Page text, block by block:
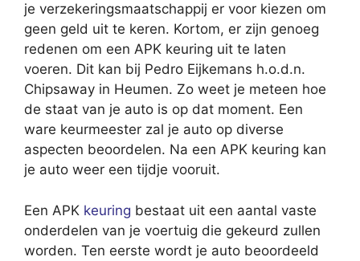
je verzekeringsmaatschappij er voor kiezen om
geen geld uit te keren. Kortom, er zijn genoeg
redenen om een APK keuring uit te laten
voeren. Dit kan bij Pedro Eijkemans h.o.d.n.
Chipsaway in Heumen. Zo weet je meteen hoe
de staat van je auto is op dat moment. Een
ware keurmeester zal je auto op diverse
aspecten beoordelen. Na een APK keuring kan
je auto weer een tijdje vooruit.
Een APK keuring bestaat uit een aantal vaste
onderdelen van je voertuig die gekeurd zullen
worden. Ten eerste wordt je auto beoordeeld